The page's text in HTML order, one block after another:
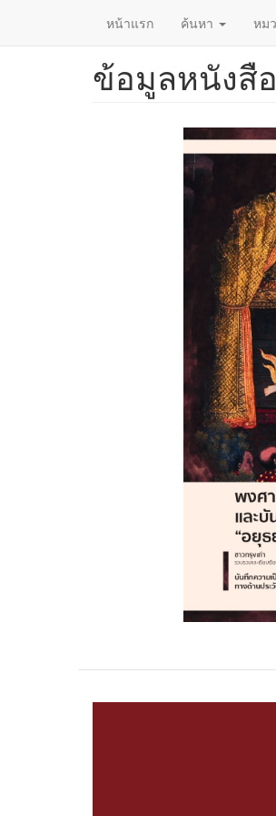
หน้าแรก ค้นหา หม
ข้อมูลหนังสื